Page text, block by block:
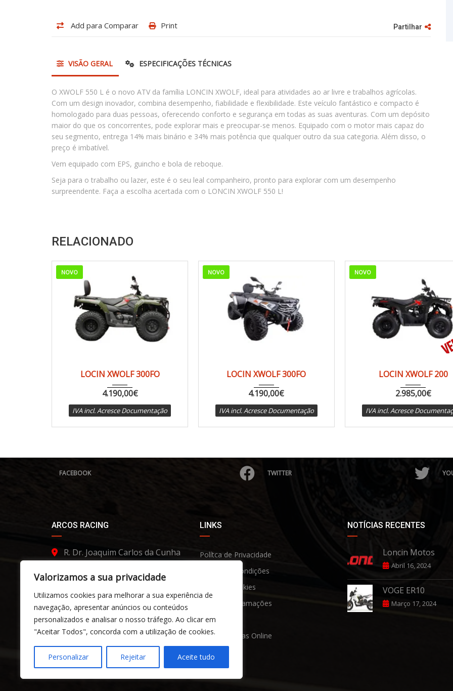
Valorizamos a sua privacidade
Utilizamos cookies para melhorar a sua experiência de
navegação, apresentar anúncios ou conteúdos
personalizados e analisar o nosso tráfego. Ao clicar em
"Aceitar Todos", concorda com a utilização de cookies.
Personalizar Rejeitar Aceite tudo
Add para Comparar Print Partilhar
VISÃO GERAL ESPECIFICAÇÕES TÉCNICAS
O XWOLF 550 L é o novo ATV da família LONCIN XWOLF, ideal para atividades ao ar livre e trabalhos agrícolas.
Com um design inovador, combina desempenho, fiabilidade e flexibilidade. Este veículo fantástico e compacto é
homologado para duas pessoas, oferecendo conforto e segurança em todas as suas aventuras. Com um depósito
maior do que os concorrentes, pode explorar mais e preocupar-se menos. Equipado com o motor mais capaz do
seu segmento, entrega 14% mais binário e 34% mais potência que qualquer outro da sua categoria. Além disso, o
preço é imbatível.
Vem equipado com EPS, guincho e bola de reboque.
Seja para o trabalho ou lazer, este é o seu leal companheiro, pronto para explorar com um desempenho
surpreendente. Faça a escolha acertada com o LONCIN XWOLF 550 L!
RELACIONADO
NOVO
2024 CVT a... 1 km
LOCIN XWOLF 300FO
4.190,00€
IVA incl. Acresce Documentação
NOVO
2024 CVT a... 1 km
LOCIN XWOLF 300FO
4.190,00€
IVA incl. Acresce Documentação
NOVO
2024 CVT a... 1
LOCIN XWOLF 200
2.985,00€
IVA incl. Acresce
FACEBOOK TWITTER
ARCOS RACING
R. Dr. Joaquim Carlos da Cunha
Cerqueira 38
4970-745 Arcos de Valdevez
(351) 935 031 030
geral@arcosracing.com
LINKS
Polítca de Privacidade
Termos & Condições
Aviso de Cookies
Livro de Reclamações
FAQs Gerais
FAQs Compras Online
Contactos
NOTÍCIAS RECENTES
Loncin Motos
Abril 16, 2024
VOGE ER10
Março 17, 2024